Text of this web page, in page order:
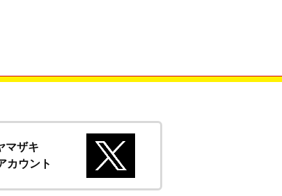
マザキ
カウント